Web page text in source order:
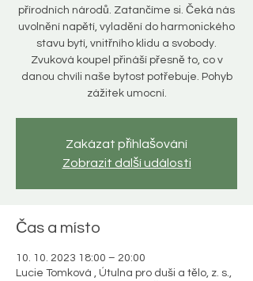
přírodních národů. Zatančíme si. Čeká nás
uvolnění napětí, vyladění do harmonického
stavu bytí, vnitřního klidu a svobody.
Zvuková koupel přináší přesně to, co v
danou chvíli naše bytost potřebuje. Pohyb
zážitek umocní.
Zakázat přihlašování
Zobrazit další události
Čas a místo
10. 10. 2023 18:00 – 20:00
Lucie Tomková , Útulna pro duši a tělo, z. s.,